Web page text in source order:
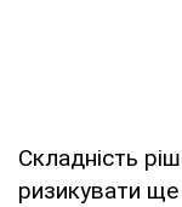
Складність
ризикувати